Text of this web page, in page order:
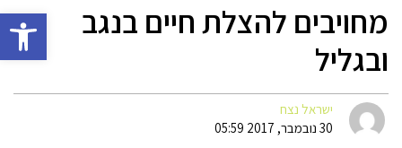
פתח
מחויבים להצלת חיים בנגב
ובגליל
ישראל נצח
30 נובמבר, 2017 05:59